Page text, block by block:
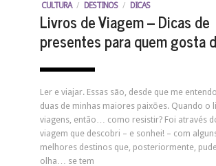
CULTURA / DESTINOS / DICAS
Livros de Viagem – Dicas de
presentes para quem gosta
Ler e viajar. Essas são, desde que me
duas de minhas maiores paixões. Quando o
viagens, então… como resistir? Foi através
viagem que descobri – e sonhei! – com
melhores destinos que, posteriormente,
olha… se tem